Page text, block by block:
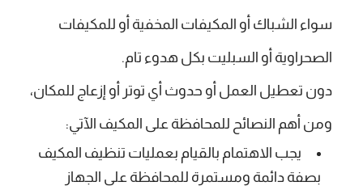
سواء الشباك أو المكيفات المخفية أو للمكيفات
الصحراوية أو السبليت بكل هدوء تام.
دون تعطيل العمل أو حدوث أي توتر أو إزعاج للمكان،
ومن أهم النصائح للمحافظة على المكيف الآتي:
يجب الاهتمام بالقيام بعمليات تنظيف المكيف
بصفة دائمة ومستمرة للمحافظة على الجهاز